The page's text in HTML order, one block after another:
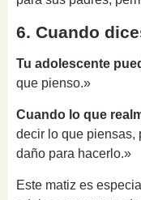
6. Cuando
Tu adolescente
que pienso.»
Cuando lo que
decir lo que piensas,
daño para hacerlo.»
Este matiz es